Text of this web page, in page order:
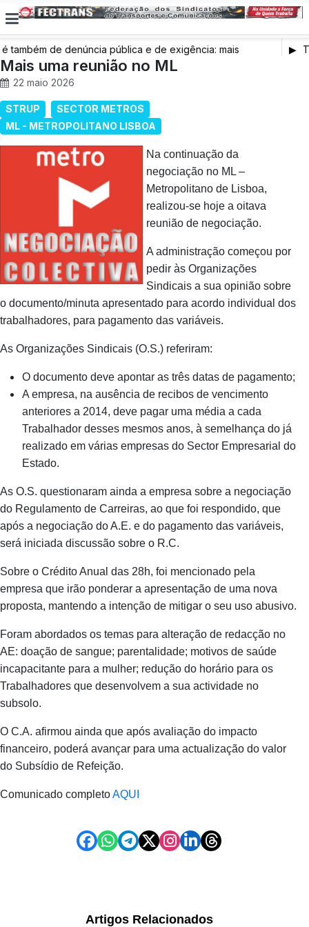
também de denúncia pública e de exigência: mais
saúde, mais condições de trabalho e mais SNS
Mais uma reunião no ML
22 maio 2026
STRUP
SECTOR METROS
ML - METROPOLITANO LISBOA
Na continuação da
negociação no ML –
Metropolitano de Lisboa,
realizou-se hoje a oitava
reunião de negociação.
A administração começou por
pedir às Organizações
Sindicais a sua opinião sobre
o documento/minuta apresentado para acordo individual dos
trabalhadores, para pagamento das variáveis.
As Organizações Sindicais (O.S.) referiram:
O documento deve apontar as três datas de pagamento;
A empresa, na ausência de recibos de vencimento
anteriores a 2014, deve pagar uma média a cada
Trabalhador desses mesmos anos, à semelhança do já
realizado em várias empresas do Sector Empresarial do
Estado.
As O.S. questionaram ainda a empresa sobre a negociação
do Regulamento de Carreiras, ao que foi respondido, que
após a negociação do A.E. e do pagamento das variáveis,
será iniciada discussão sobre o R.C.
Sobre o Crédito Anual das 28h, foi mencionado pela
empresa que irão ponderar a apresentação de uma nova
proposta, mantendo a intenção de mitigar o seu uso abusivo.
Foram abordados os temas para alteração de redacção no
AE: doação de sangue; parentalidade; motivos de saúde
incapacitante para a mulher; redução do horário para os
Trabalhadores que desenvolvem a sua actividade no
subsolo.
O C.A. afirmou ainda que após avaliação do impacto
financeiro, poderá avançar para uma actualização do valor
do Subsídio de Refeição.
Comunicado completoAQUI
Artigos Relacionados